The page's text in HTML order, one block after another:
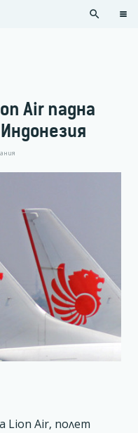
search
Air падна
Lion Air, полет